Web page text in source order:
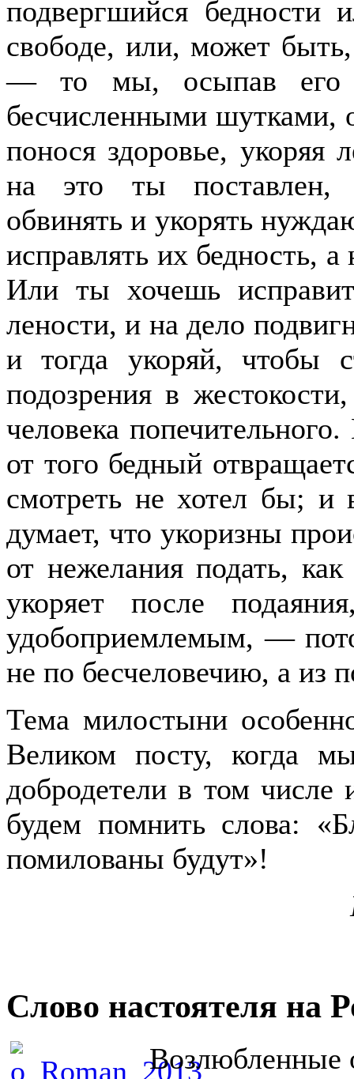
подвергшийся бедности
свободе, или, может
— то мы, осыпав его
бесчисленными шутками,
понося здоровье, укоряя
на это ты поставлен,
обвинять и укорять
исправлять их бедность, а
Или ты хочешь
лености, и на дело
и тогда укоряй, чтобы
подозрения в
человека
от того бедный
смотреть не хотел бы; и
думает, что укоризны
от нежелания подать,
укоряет после
удобоприемлемым, —
не по бесчеловечию, а из
Тема милостыни
Великом посту, когда
добродетели в том
будем помнить слова:
помилованы будут»!
Слово настоятеля на
Возлюбленные